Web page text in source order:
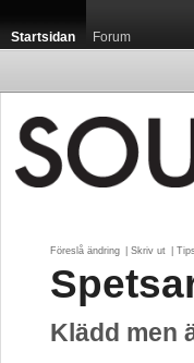
Startsidan Forum
Föreslå ändring Skriv ut
Klädd men